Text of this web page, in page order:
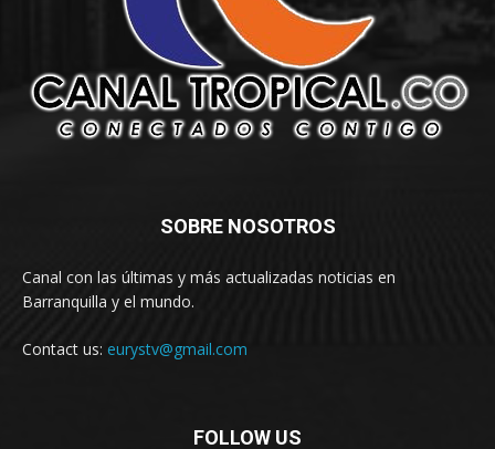
SOBRE NOSOTROS
Canal con las últimas y más actualizadas noticias en
Barranquilla y el mundo.
Contact us: eurystv@gmail.com
FOLLOW US